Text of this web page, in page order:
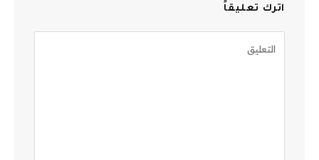
اترك تعليقاً